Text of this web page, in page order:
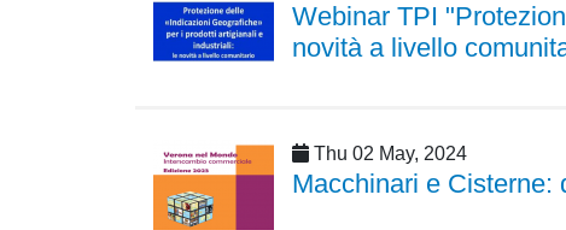
Webinar TPI
novità a livello
Thu 02 May, 2024
Macchinari e Cisterne: